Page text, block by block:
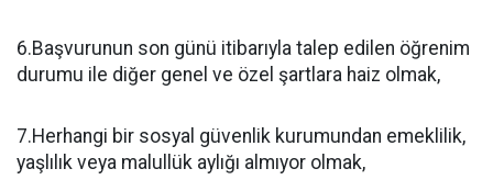
6.Başvurunun son günü itibarıyla talep edilen öğrenim
durumu ile diğer genel ve özel şartlara haiz olmak,
7.Herhangi bir sosyal güvenlik kurumundan emeklilik,
yaşlılık veya malullük aylığı almıyor olmak,